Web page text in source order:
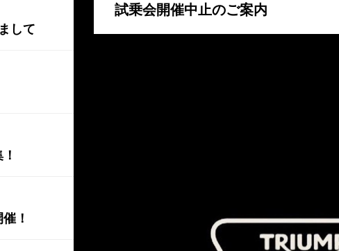
試乗会開催中止のご案内
して
！